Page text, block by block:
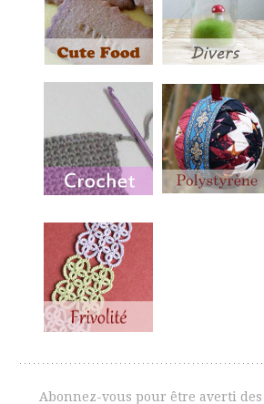
Abonnez-vous pour être averti